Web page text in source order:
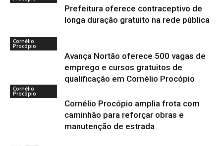
Prefeitura oferece contraceptivo de
longa duração gratuito na rede pública
Cornélio
Procópio
Avança Nortão oferece 500 vagas de
emprego e cursos gratuitos de
qualificação em Cornélio Procópio
Cornélio
Procópio
Cornélio Procópio amplia frota com
caminhão para reforçar obras e
manutenção de estrada